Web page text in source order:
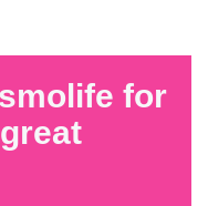
for